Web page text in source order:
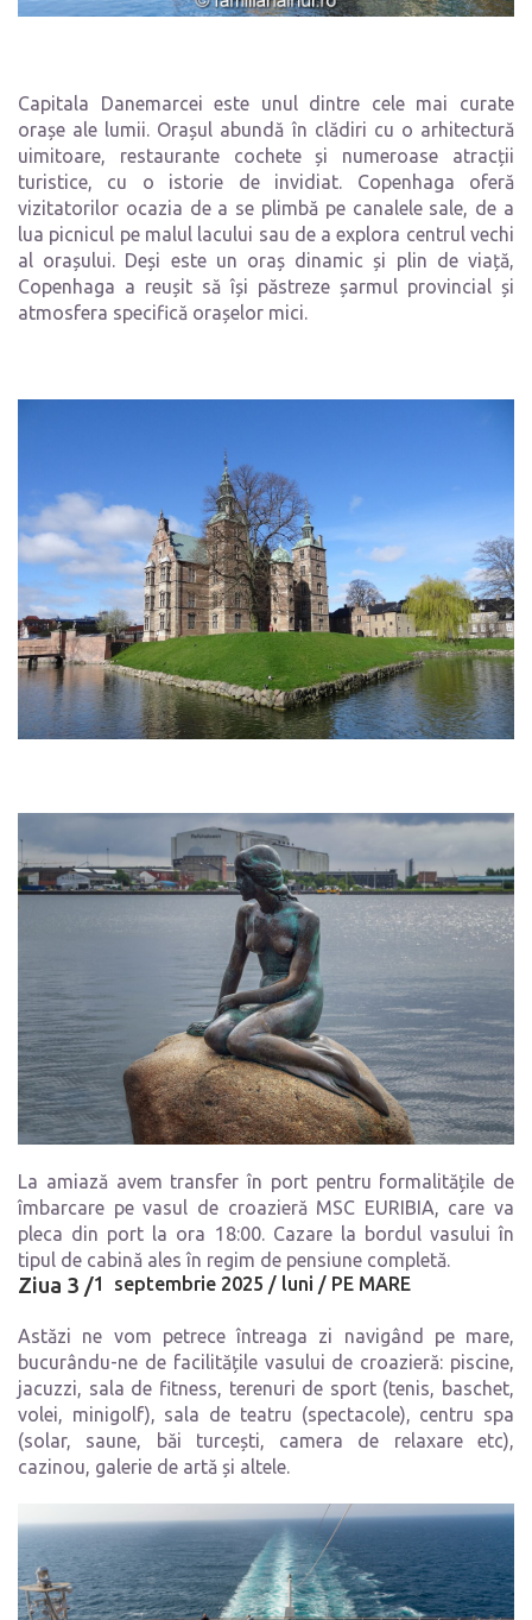
Capitala Danemarcei este unul dintre cele mai curate
orașe ale lumii. Orașul abundă în clădiri cu o arhitectură
uimitoare, restaurante cochete și numeroase atracții
turistice, cu o istorie de invidiat. Copenhaga oferă
vizitatorilor ocazia de a se plimbă pe canalele sale, de a
lua picnicul pe malul lacului sau de a explora centrul vechi
al orașului. Deși este un oraș dinamic și plin de viață,
Copenhaga a reușit să își păstreze șarmul provincial și
atmosfera specifică orașelor mici.
La amiază avem transfer în port pentru formalitățile de
îmbarcare pe vasul de croazieră MSC EURIBIA, care va
pleca din port la ora 18:00. Cazare la bordul vasului în
tipul de cabină ales în regim de pensiune completă.
Ziua 3 /1 septembrie 2025 / luni / PE MARE
Astăzi ne vom petrece întreaga zi navigând pe mare,
bucurându-ne de facilitățile vasului de croazieră: piscine,
jacuzzi, sala de fitness, terenuri de sport (tenis, baschet,
volei, minigolf), sala de teatru (spectacole), centru spa
(solar, saune, băi turcești, camera de relaxare etc),
cazinou, galerie de artă și altele.